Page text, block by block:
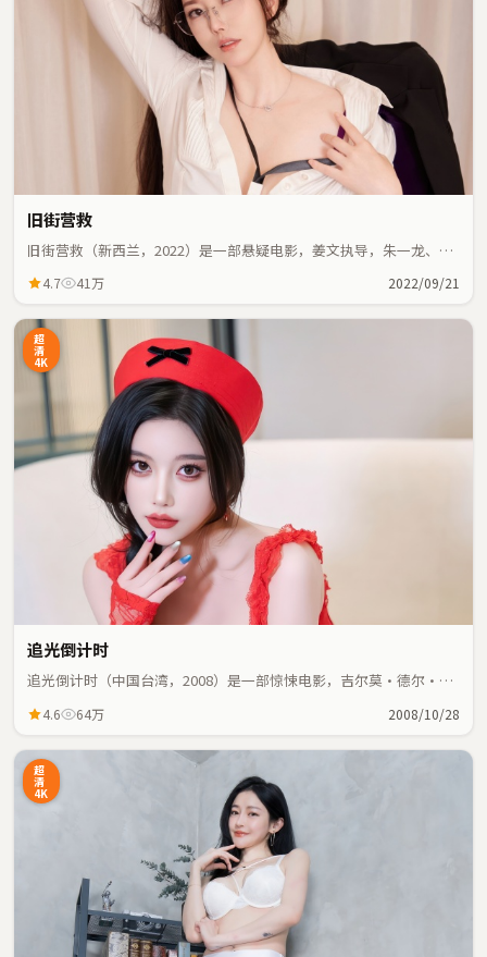
旧街营救
旧街营救（新西兰，2022）是一部悬疑电影，姜文执导，朱一龙、役
4.7 41万 2022/09/21
超
清
4K
追光倒计时
追光倒计时（中国台湾，2008）是一部惊悚电影，吉尔莫·德尔·托
紧凑。
4.6 64万 2008/10/28
超
清
4K